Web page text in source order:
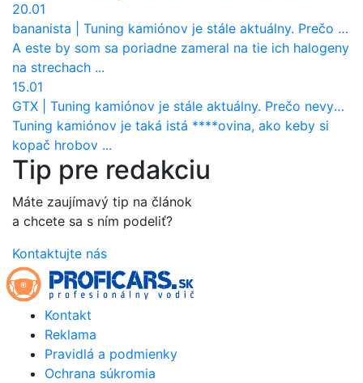
20.01
bananista
Tuning kamiónov je stále aktuálny. Prečo nevyhynul ako pri osobákoch?
A este by som sa poriadne zameral na tie ich halogeny
na strechach ...
15.01
GTX
Tuning kamiónov je stále aktuálny. Prečo nevyhynul ako pri osobákoch?
Tuning kamiónov je taká istá ****ovina, ako keby si
kopač hrobov ...
Tip pre redakciu
Máte zaujímavý tip na článok
a chcete sa s ním podeliť?
Kontaktujte nás
Kontakt
Reklama
Pravidlá a podmienky
Ochrana súkromia